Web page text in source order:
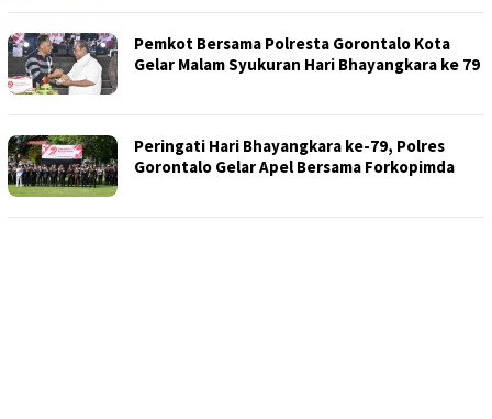
Pemkot Bersama Polresta Gorontalo Kota
Gelar Malam Syukuran Hari Bhayangkara ke 79
Peringati Hari Bhayangkara ke-79, Polres
Gorontalo Gelar Apel Bersama Forkopimda